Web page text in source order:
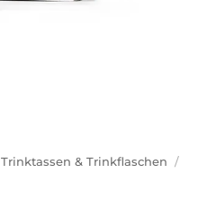
Trinktassen & Trinkflaschen
/